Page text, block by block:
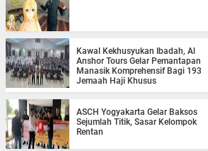
Kawal Kekhusyukan Ibadah, Al
Anshor Tours Gelar Pemantapan
Manasik Komprehensif Bagi 193
Jemaah Haji Khusus
ASCH Yogyakarta Gelar Baksos
Sejumlah Titik, Sasar Kelompok
Rentan